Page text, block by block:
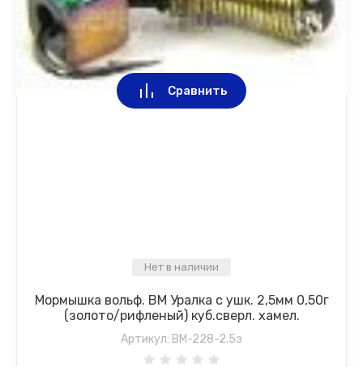
Нет в наличии
Мормышка вольф. ВМ Уралка с ушк. 2,5мм 0,50г
(золото/рифленый) куб.сверл. хамел.
Артикул: ВМ-228-2.5з
Сравнить